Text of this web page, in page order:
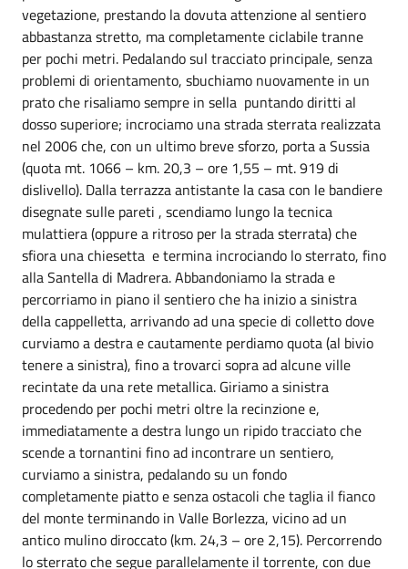
vegetazione, prestando la dovuta attenzione al sentiero
abbastanza stretto, ma completamente ciclabile tranne
per pochi metri. Pedalando sul tracciato principale, senza
problemi di orientamento, sbuchiamo nuovamente in un
prato che risaliamo sempre in sella puntando diritti al
dosso superiore; incrociamo una strada sterrata realizzata
nel 2006 che, con un ultimo breve sforzo, porta a Sussia
(quota mt. 1066 – km. 20,3 – ore 1,55 – mt. 919 di
dislivello). Dalla terrazza antistante la casa con le bandiere
disegnate sulle pareti , scendiamo lungo la tecnica
mulattiera (oppure a ritroso per la strada sterrata) che
sfiora una chiesetta e termina incrociando lo sterrato, fino
alla Santella di Madrera. Abbandoniamo la strada e
percorriamo in piano il sentiero che ha inizio a sinistra
della cappelletta, arrivando ad una specie di colletto dove
curviamo a destra e cautamente perdiamo quota (al bivio
tenere a sinistra), fino a trovarci sopra ad alcune ville
recintate da una rete metallica. Giriamo a sinistra
procedendo per pochi metri oltre la recinzione e,
immediatamente a destra lungo un ripido tracciato che
scende a tornantini fino ad incontrare un sentiero,
curviamo a sinistra, pedalando su un fondo
completamente piatto e senza ostacoli che taglia il fianco
del monte terminando in Valle Borlezza, vicino ad un
antico mulino diroccato (km. 24,3 – ore 2,15). Percorrendo
lo sterrato che segue parallelamente il torrente, con due